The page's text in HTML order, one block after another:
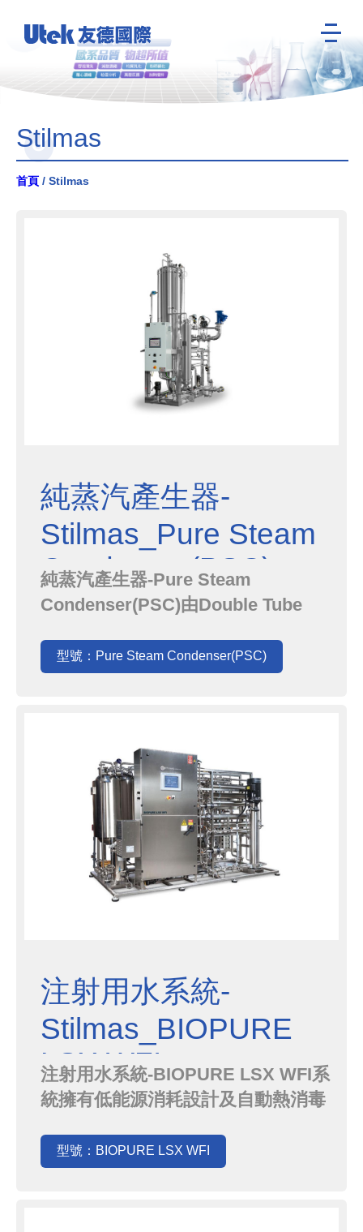
Stilmas
首頁 / Stilmas
純蒸汽產生器-
Stilmas_Pure Steam
Condenser(PSC)
純蒸汽產生器-Pure Steam
Condenser(PSC)由Double Tube
組成，適合用在少量WFI需求的情
況，可以搭配Stilmas PSG純蒸氣系
型號：Pure Steam Condenser(PSC)
注射用水系統-
Stilmas_BIOPURE
LSX WFI
注射用水系統-BIOPURE LSX WFI系
統擁有低能源消耗設計及自動熱消毒
學藥劑的使用，同時BIOPURE LSX
USP也附有 符合FDA 21-CFR-11的
型號：BIOPURE LSX WFI